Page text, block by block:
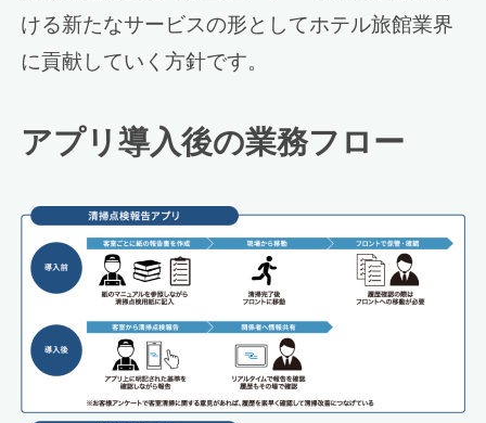
ける新たなサービスの形としてホテル旅館業界
に貢献していく方針です。
アプリ導入後の業務フロー